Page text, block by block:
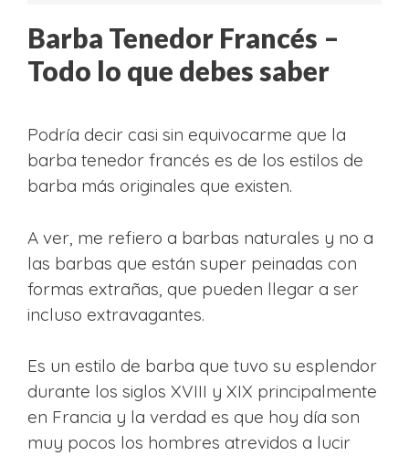
Barba Tenedor Francés –
Todo lo que debes saber
Podría decir casi sin equivocarme que la
barba tenedor francés es de los estilos de
barba más originales que existen.
A ver, me refiero a barbas naturales y no a
las barbas que están super peinadas con
formas extrañas, que pueden llegar a ser
incluso extravagantes.
Es un estilo de barba que tuvo su esplendor
durante los siglos XVIII y XIX principalmente
en Francia y la verdad es que hoy día son
muy pocos los hombres atrevidos a lucir